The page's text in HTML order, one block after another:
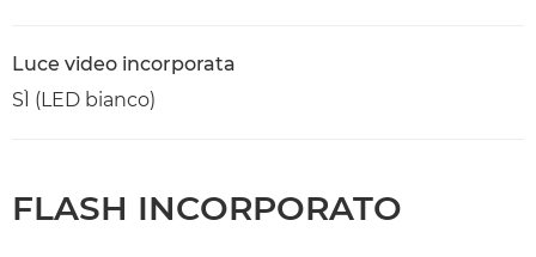
Luce video incorporata
SÌ (LED bianco)
FLASH INCORPORATO